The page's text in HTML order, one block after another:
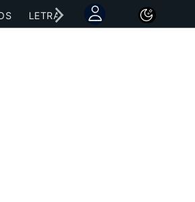
LETRAS NOTICIAS